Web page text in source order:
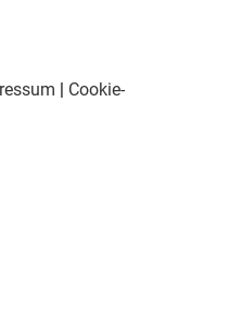
Cookie-